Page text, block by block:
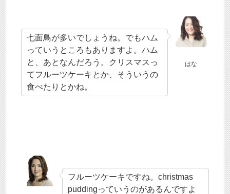
はな
七面鳥が多いでしょうね。でもハム
っていうところもありますよ。ハム
と、あとなんだろう。クリスマスっ
てフルーツケーキとか、そういうの
食べたりとかね。
フルーツケーキですね。christmas
puddingっていうのがあるんですよ